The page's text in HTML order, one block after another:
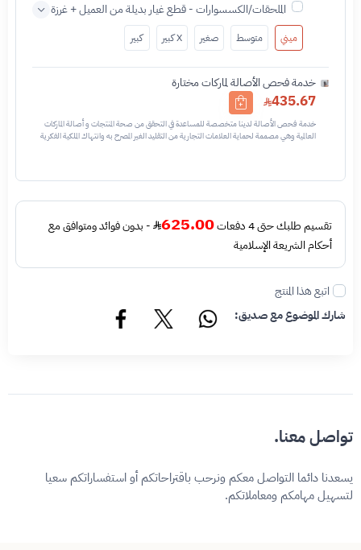
الملحقات/الكسسوارات - قطع غيار بديلة من العميل + غرزة
ميني متوسط صغير X كبير كبير
خدمة فحص الأصالة لماركات مختارة
435.67
خدمة فحص الأصالة لدينا متخصصة للمساعدة في التحقق من صحة المنتجات و أصالة الماركات
العالمية وهي مصممة لحماية العلامات التجارية من التقليد الغير المصرح به وانتهاك الملكية الفكرية
في القطعه
تقسيم طلبك حتى 4 دفعات 625.00
- بدون فوائد ومتوافق مع
أحكام الشريعة الإسلامية
اتبع هذا المنتج
شارك الموضوع مع صديق:
تواصل معنا.
يسعدنا دائما التواصل معكم ونرحب باقتراحاتكم أو استفساراتكم سعيا
لتسهيل مهامكم ومعاملاتكم.